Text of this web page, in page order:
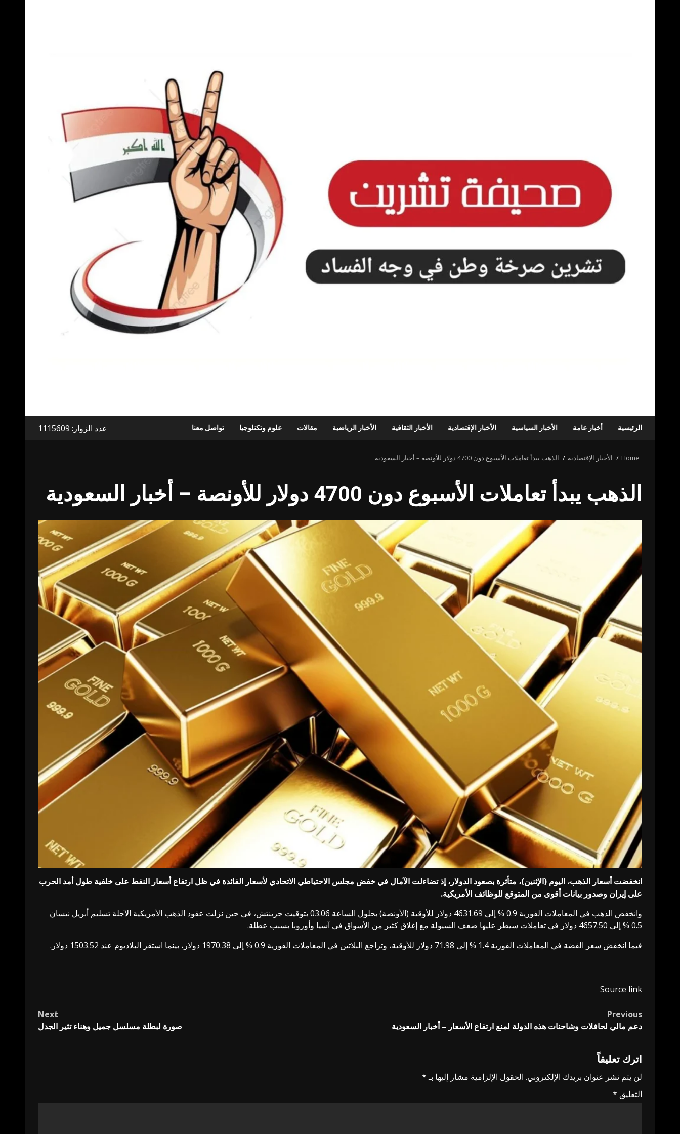
الرئيسية أخبار عامة الأخبار السياسية الأخبار الإقتصادية الأخبار الثقافية الأخبار الرياضية مقالات علوم وتكنلوجيا تواصل معنا عدد الزوار: 1115609
Home الأخبار الإقتصادية الذهب يبدأ تعاملات الأسبوع دون 4700 دولار للأونصة – أخبار السعودية
الذهب يبدأ تعاملات الأسبوع دون 4700 دولار للأونصة – أخبار السعودية
انخفضت أسعار الذهب، اليوم (الإثنين)، متأثرة بصعود الدولار، إذ تضاءلت الآمال في خفض مجلس الاحتياطي الاتحادي لأسعار ‌الفائدة في ظل ارتفاع أسعار النفط على خلفية طول أمد ​الحرب
⁠على إيران وصدور بيانات أقوى من ‌المتوقع للوظائف الأمريكية.
وانخفض الذهب في ‌المعاملات الفورية 0.9 % إلى 4631.69 دولار للأوقية (الأونصة) بحلول الساعة 03.06 بتوقيت جرينتش، في حين نزلت عقود الذهب ‌الأمريكية الآجلة تسليم أبريل نيسان
0.5 % إلى 4657.50 دولار ⁠في تعاملات سيطر عليها ضعف السيولة مع إغلاق كثير من الأسواق في آسيا وأوروبا بسبب عطلة.
فيما انخفض ⁠سعر الفضة في المعاملات الفورية 1.4 % ​إلى 71.98 دولار للأوقية، وتراجع البلاتين في المعاملات الفورية 0.9 % إلى 1970.38 دولار، بينما استقر البلاديوم ⁠عند 1503.52 دولار.
Source link
Post
navigation
Previous
دعم مالي لحافلات وشاحنات هذه الدولة لمنع ارتفاع الأسعار – أخبار السعودية
Next
صورة لبطلة مسلسل جميل وهناء تثير الجدل
اترك تعليقاً
لن يتم نشر عنوان بريدك الإلكتروني. الحقول الإلزامية مشار إليها بـ*
التعليق *